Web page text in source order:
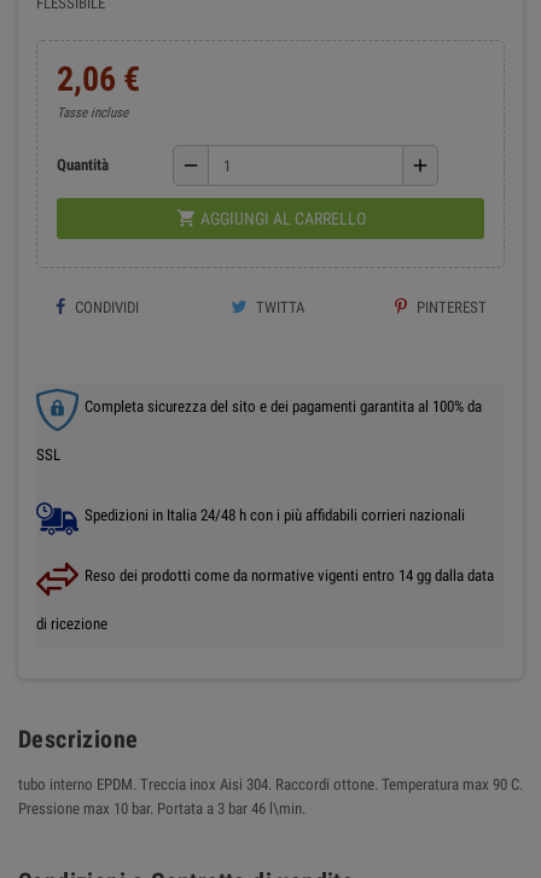
2,06 €
Tasse incluse
Quantità remove add
 AGGIUNGI AL CARRELLO
CONDIVIDI TWITTA PINTEREST
Completa sicurezza del sito e dei pagamenti garantita al 100% da
SSL
Spedizioni in Italia 24/48 h con i più affidabili corrieri nazionali
Reso dei prodotti come da normative vigenti entro 14 gg dalla data
di ricezione
Descrizione
tubo interno EPDM. Treccia inox Aisi 304. Raccordi ottone. Temperatura max 90 C.
Pressione max 10 bar. Portata a 3 bar 46 l\min.